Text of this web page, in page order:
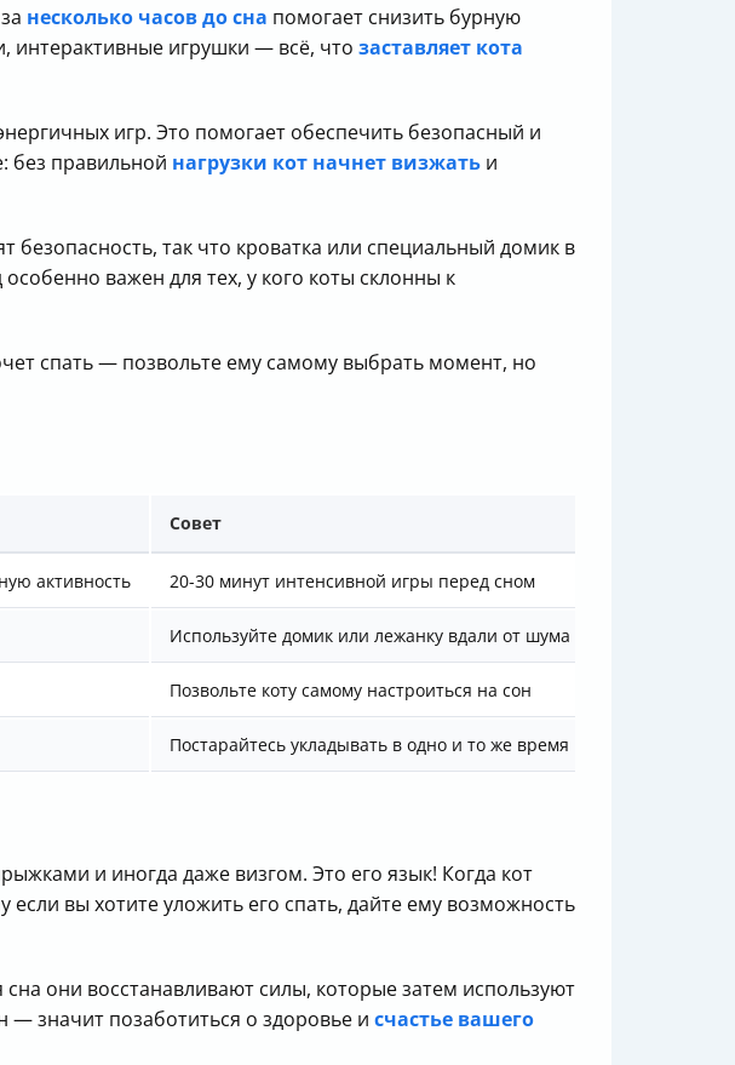
несколько часов до сна помогает снизить бурную
интерактивные игрушки — всё, что заставляет кота
игр. Это помогает обеспечить безопасный и
без правильной нагрузки кот начнет визжать и
так что кроватка или специальный домик в
важен для тех, у кого коты склонны к
спать — позвольте ему самому выбрать момент, но
Совет
активность 20-30 минут интенсивной игры перед сном
Используйте домик или лежанку вдали от шума
Позвольте коту самому настроиться на сон
Постарайтесь укладывать в одно и то же время
и иногда даже визгом. Это его язык! Когда кот
вы хотите уложить его спать, дайте ему возможность
они восстанавливают силы, которые затем используют
значит позаботиться о здоровье и счастье вашего